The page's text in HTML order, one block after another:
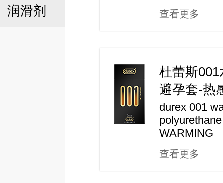
润滑剂 查看更多
杜蕾斯
避孕套-热
durex 001
WARMING
查看更多